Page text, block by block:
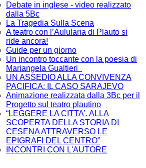
Debate in inglese - video realizzato
dalla 5Bc
La Tragedia Sulla Scena
A teatro con l’Aulularia di Plauto si
ride ancora!
Guide per un giorno
Un incontro toccante con la poesia di
Mariangela Gualtieri
UN ASSEDIO ALLA CONVIVENZA
PACIFICA: IL CASO SARAJEVO
Animazione realizzata dalla 3Bc per il
Progetto sul teatro plautino
“LEGGERE LA CITTA’. ALLA
SCOPERTA DELLA STORIA DI
CESENA ATTRAVERSO LE
EPIGRAFI DEL CENTRO”
INCONTRI CON L'AUTORE